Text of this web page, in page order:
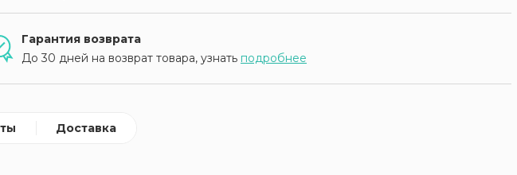
Гарантия возврата
До 30 дней на возврат товара, узнать подробнее
Доставка